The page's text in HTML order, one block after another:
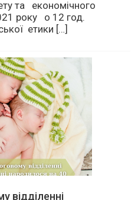
та економічного
року о 12 год.
етики […]
відділенні